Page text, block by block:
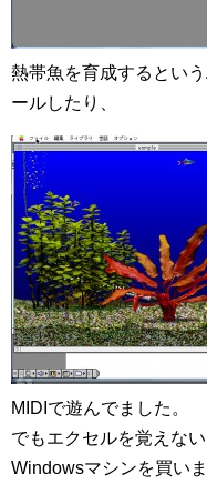
熱帯魚を育成するとい
ールしたり、
MIDIで遊んでました。
でもエクセルを覚えな
Windowsマシンを買いま